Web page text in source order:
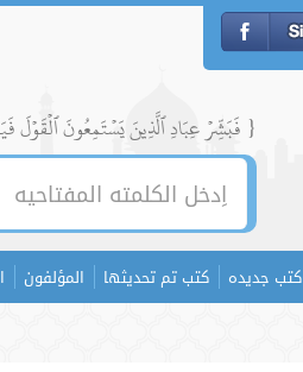
{ فَبَشِّرۡ عِبَادِ ٱلَّذِينَ يَسۡتَمِعُونَ ٱلۡقَوۡلَ
كتب جديده كتب تم تحديثها المؤلفون